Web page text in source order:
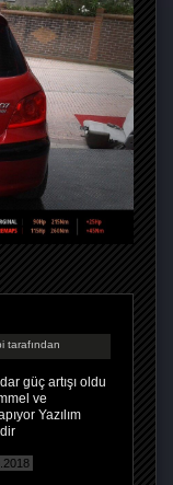
tarafından
güç artışı oldu
ve
Yazılım